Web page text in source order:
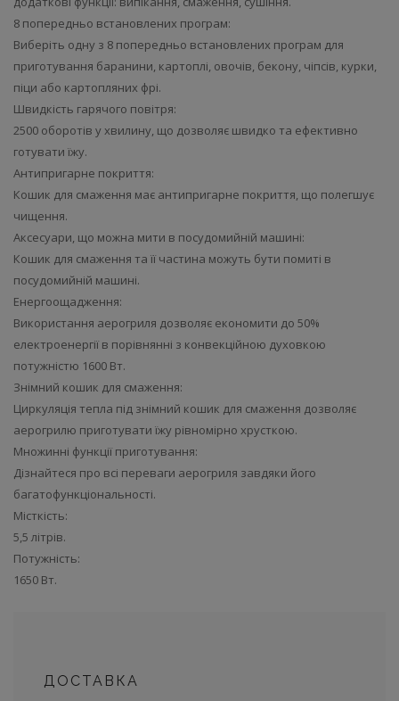
8 попередньо встановлених програм:
Виберіть одну з 8 попередньо встановлених програм для
приготування баранини, картоплі, овочів, бекону, чіпсів, курки,
піци або картопляних фрі.
Швидкість гарячого повітря:
2500 оборотів у хвилину, що дозволяє швидко та ефективно
готувати їжу.
Антипригарне покриття:
Кошик для смаження має антипригарне покриття, що полегшує
чищення.
Аксесуари, що можна мити в посудомийній машині:
Кошик для смаження та її частина можуть бути помиті в
посудомийній машині.
Енергоощадження:
Використання аерогриля дозволяє економити до 50%
електроенергії в порівнянні з конвекційною духовкою
потужністю 1600 Вт.
Знімний кошик для смаження:
Циркуляція тепла під знімний кошик для смаження дозволяє
аерогрилю приготувати їжу рівномірно хрусткою.
Множинні функції приготування:
Дізнайтеся про всі переваги аерогриля завдяки його
багатофункціональності.
Місткість:
5,5 літрів.
Потужність:
1650 Вт.
ДОСТАВКА